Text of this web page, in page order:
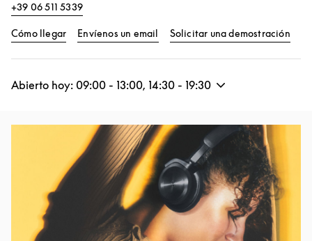
+39 06 511 5339
Cómo llegarLink Opens in New Tab
Envíenos un email Solicitar una demostración
Abierto hoy: 09:00 - 13:00, 14:30 - 19:30
Imagen del evento